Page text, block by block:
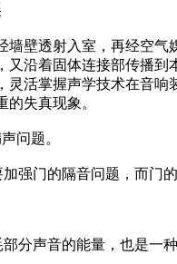
壁透射入室，再经空
又沿着固体连接部传播
活掌握声学技术在音
失真现象。
问题。
强门的隔音问题，而门
分声音的能量，也是一